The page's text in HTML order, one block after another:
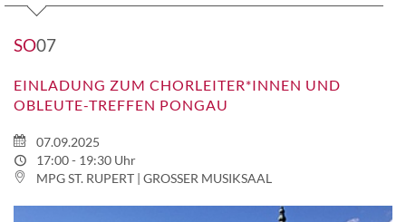
SO07
EINLADUNG ZUM CHORLEITER*INNEN UND
OBLEUTE-TREFFEN PONGAU
07.09.2025
17:00 - 19:30 Uhr
MPG ST. RUPERT | GROSSER MUSIKSAAL